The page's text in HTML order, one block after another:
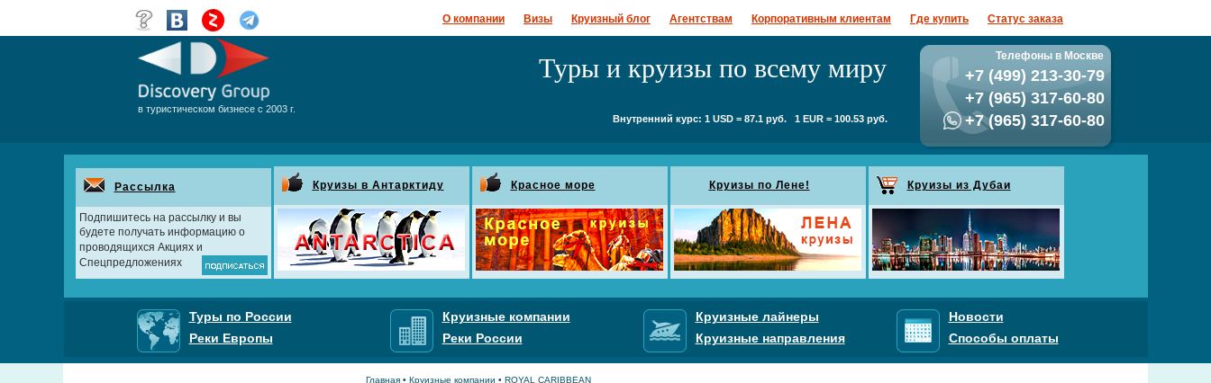
О компании Визы Круизный блог Агентствам Корпоративным клиентам Где купить Статус заказа
Туры и круизы по всему миру
в туристическом бизнесе с 2003 г.
Внутренний курс: 1 USD = 87.1 руб. 1 EUR = 100.53 руб.
Телефоны в Москве
+7 (499) 213-30-79
+7 (965) 317-60-80
+7 (965) 317-60-80
Рассылка
Подпишитесь на рассылку и вы
будете получать информацию о
проводящихся Акциях и
Спецпредложениях
Круизы в Антарктиду Красное море Круизы по Лене! Круизы из Дубаи
Туры по России
Реки Европы
Круизные компании
Реки России
Круизные лайнеры
Круизные направления
Новости
Способы оплаты
Главная• Круизные компании • ROYAL CARIBBEAN